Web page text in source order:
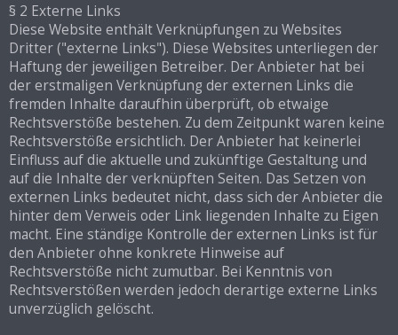
§ 2 Externe Links
Diese Website enthält Verknüpfungen zu Websites
Dritter ("externe Links"). Diese Websites unterliegen der
Haftung der jeweiligen Betreiber. Der Anbieter hat bei
der erstmaligen Verknüpfung der externen Links die
fremden Inhalte daraufhin überprüft, ob etwaige
Rechtsverstöße bestehen. Zu dem Zeitpunkt waren keine
Rechtsverstöße ersichtlich. Der Anbieter hat keinerlei
Einfluss auf die aktuelle und zukünftige Gestaltung und
auf die Inhalte der verknüpften Seiten. Das Setzen von
externen Links bedeutet nicht, dass sich der Anbieter die
hinter dem Verweis oder Link liegenden Inhalte zu Eigen
macht. Eine ständige Kontrolle der externen Links ist für
den Anbieter ohne konkrete Hinweise auf
Rechtsverstöße nicht zumutbar. Bei Kenntnis von
Rechtsverstößen werden jedoch derartige externe Links
unverzüglich gelöscht.